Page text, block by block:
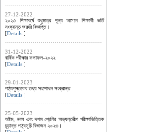
27-12-2022
২০২৩ শিক্ষাবর্ষে শুধুমাত্র শূন্য আসনে শিক্ষার্থী ভর্তি
সংক্রান্ত জরুরি বিজ্ঞপ্তি।
[Details ]
31-12-2022
বার্ষিক পরীক্ষার ফলাফল-২০২২
[Details ]
29-01-2023
পাঠ্যপুস্তকের তথ্য সংশোধন সংক্রান্ত
[Details ]
25-05-2023
অষ্টম, নবম এবং দশম শ্রেণির অভ্যন্তরীণ পরীক্ষাভিত্তিক
চূড়ান্ত পাঠ্যসূচি বিভাজন ২০২৩।